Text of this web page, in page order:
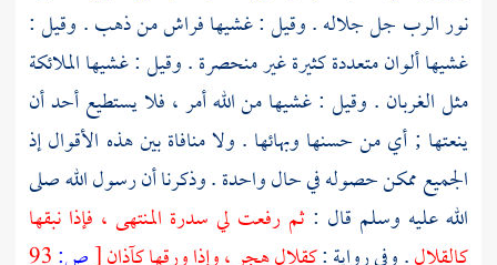
نور الرب جل جلاله . وقيل : غشيها فراش من ذهب . وقيل :
غشيها ألوان متعددة كثيرة غير منحصرة . وقيل : غشيها الملائكة
مثل الغربان . وقيل : غشيها من الله أمر ، فلا يستطيع أحد أن
ينعتها ; أي من حسنها وبهائها . ولا منافاة بين هذه الأقوال إذ
الجميع ممكن حصوله في حال واحدة . وذكرنا أن رسول الله صلى
الله عليه وسلم قال :ثم رفعت لي سدرة المنتهى ، فإذا نبقها